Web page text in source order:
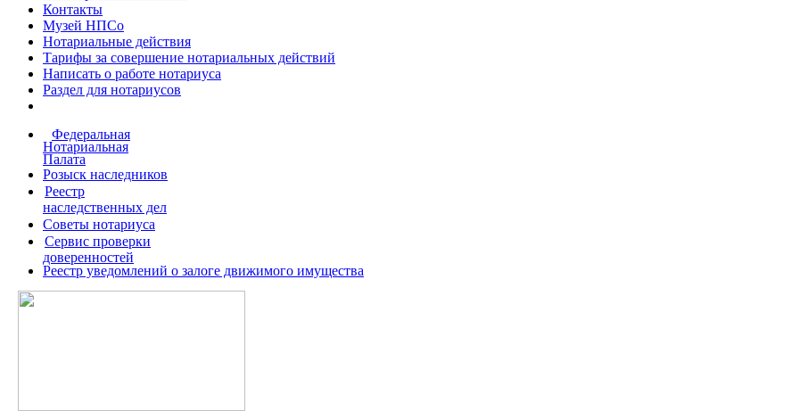
Контакты
Музей НПСо
Нотариальные действия
Тарифы за совершение нотариальных действий
Написать о работе нотариуса
Раздел для нотариусов
Федеральная
Нотариальная
Палата
Розыск наследников
Реестр
наследственных дел
Советы нотариуса
Сервис проверки
доверенностей
Реестр уведомлений о залоге движимого имущества